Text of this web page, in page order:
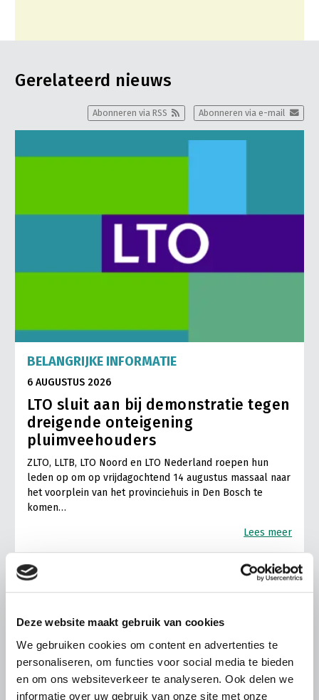
Deze website maakt gebruik van cookies
We gebruiken cookies om content en advertenties te
personaliseren, om functies voor social media te bieden
en om ons websiteverkeer te analyseren. Ook delen we
informatie over uw gebruik van onze site met onze
Gerelateerd nieuws
Abonneren via e-mail
Abonneren via RSS
BELANGRIJKE INFORMATIE
6 AUGUSTUS 2026
LTO sluit aan bij demonstratie tegen
dreigende onteigening
pluimveehouders
ZLTO, LLTB, LTO Noord en LTO Nederland roepen hun
leden op om op vrijdagochtend 14 augustus massaal naar
het voorplein van het provinciehuis in Den Bosch te
komen…
Lees meer